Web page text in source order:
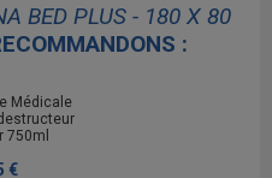
BED PLUS - 180 X 80
:
Médicale
750ml
€